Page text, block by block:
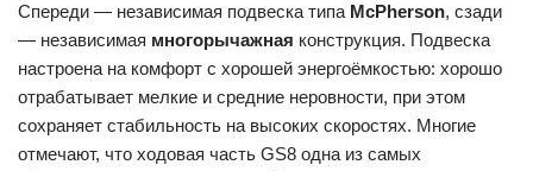
Спереди — независимая подвеска типа McPherson, сзади
— независимая многорычажная конструкция. Подвеска
настроена на комфорт с хорошей энергоёмкостью: хорошо
отрабатывает мелкие и средние неровности, при этом
сохраняет стабильность на высоких скоростях. Многие
отмечают, что ходовая часть GS8 одна из самых